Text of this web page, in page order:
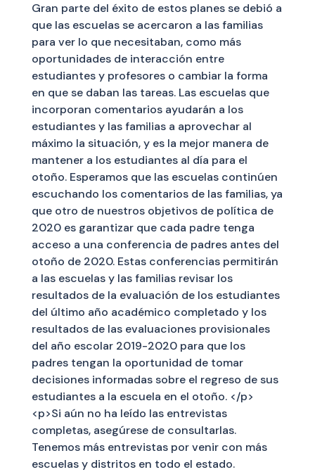
Gran parte del éxito de estos planes se debió a
que las escuelas se acercaron a las familias
para ver lo que necesitaban, como más
oportunidades de interacción entre
estudiantes y profesores o cambiar la forma
en que se daban las tareas. Las escuelas que
incorporan comentarios ayudarán a los
estudiantes y las familias a aprovechar al
máximo la situación, y es la mejor manera de
mantener a los estudiantes al día para el
otoño. Esperamos que las escuelas continúen
escuchando los comentarios de las familias, ya
que otro de nuestros objetivos de política de
2020 es garantizar que cada padre tenga
acceso a una conferencia de padres antes del
otoño de 2020. Estas conferencias permitirán
a las escuelas y las familias revisar los
resultados de la evaluación de los estudiantes
del último año académico completado y los
resultados de las evaluaciones provisionales
del año escolar 2019-2020 para que los
padres tengan la oportunidad de tomar
decisiones informadas sobre el regreso de sus
estudiantes a la escuela en el otoño. </p>
<p>Si aún no ha leído las entrevistas
completas, asegúrese de consultarlas.
Tenemos más entrevistas por venir con más
escuelas y distritos en todo el estado.